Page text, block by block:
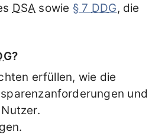
DSA sowie § 7 DDG, die
?
erfüllen, wie die
und